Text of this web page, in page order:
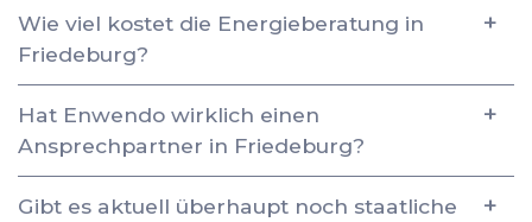
Wie viel kostet die Energieberatung in
Friedeburg?
Hat Enwendo wirklich einen
Ansprechpartner in Friedeburg?
Gibt es aktuell überhaupt noch staatliche